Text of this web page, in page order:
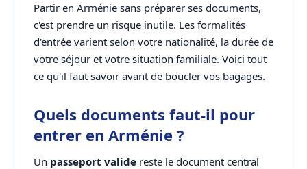
Partir en Arménie sans préparer ses documents,
c'est prendre un risque inutile. Les formalités
d'entrée varient selon votre nationalité, la durée de
votre séjour et votre situation familiale. Voici tout
ce qu'il faut savoir avant de boucler vos bagages.
Quels documents faut-il pour
entrer en Arménie ?
Un passeport valide reste le document central